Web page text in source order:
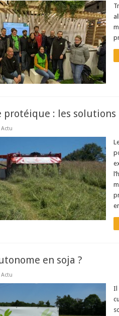
protéique : les solutions
Actu
en soja ?
Actu
Il